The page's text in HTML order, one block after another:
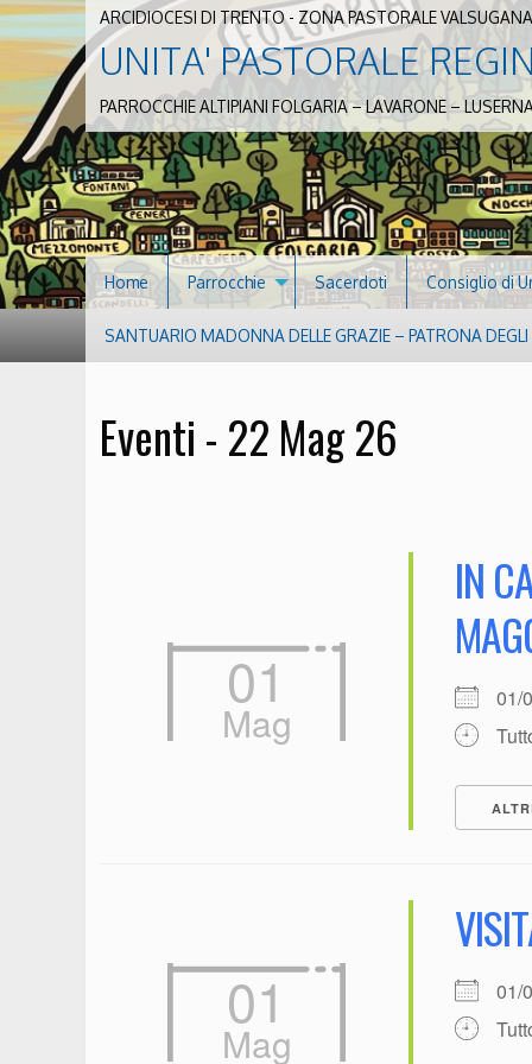
ARCIDIOCESI DI TRENTO - ZONA PASTORALE
UNITA' PASTORALE
PARROCCHIE ALTIPIANI FOLGARIA – LAVARONE –
Home Parrocchie Sacerdoti Consiglio di
SANTUARIO MADONNA DELLE GRAZIE – PATRONA DEGLI
Eventi - 22 Mag 26
01
Mag
IN
01/
01
Mag
01/